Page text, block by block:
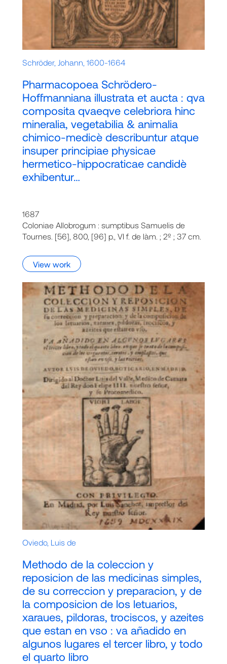
Schröder, Johann, 1600-1664
Pharmacopoea Schrödero-
Hoffmanniana illustrata et aucta : qva
composita qvaeqve celebriora hinc
mineralia, vegetabilia & animalia
chimico-medicè describuntur atque
insuper principiae physicae
hermetico-hippocraticae candidè
exhibentur…
1687
Coloniae Allobrogum : sumptibus Samuelis de
Tournes. [56], 800, [96] p., VI f. de làm. ; 2º ; 37 cm.
View work
Oviedo, Luis de
Methodo de la coleccion y
reposicion de las medicinas simples,
de su correccion y preparacion, y de
la composicion de los letuarios,
xaraues, pildoras, trociscos, y azeites
que estan en vso : va añadido en
algunos lugares el tercer libro, y todo
el quarto libro